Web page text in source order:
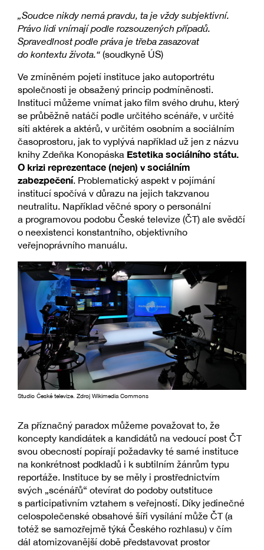
„Soudce nikdy nemá pravdu, ta je vždy subjektivní.
Právo lidi vnímají podle rozsouzených případů.
Spravedlnost podle práva je třeba zasazovat
do kontextu života.“ (soudkyně ÚS)
Ve zmíněném pojetí instituce jako autoportrétu
společnosti je obsažený princip podmíněnosti.
Instituci můžeme vnímat jako film svého druhu, který
se průběžně natáčí podle určitého scénáře, v určité
síti aktérek a aktérů, v určitém osobním a sociálním
časoprostoru, jak to vyplývá například už jen z názvu
knihy Zdeňka Konopáska Estetika sociálního státu.
O krizi reprezentace (nejen) v sociálním
zabezpečení. Problematický aspekt v pojímání
institucí spočívá v důrazu na jejich takzvanou
neutralitu. Například věčné spory o personální
a programovou podobu České televize (ČT) ale svědčí
o neexistenci konstantního, objektivního
veřejnoprávního manuálu.
Studio České televize. Zdroj Wikimedia Commons
Za příznačný paradox můžeme považovat to, že
koncepty kandidátek a kandidátů na vedoucí post ČT
svou obecností popírají požadavky té samé instituce
na konkrétnost podkladů i k subtilním žánrům typu
reportáže. Instituce by se měly i prostřednictvím
svých „scénářů“ otevírat do podoby outstituce
s participativním vztahem s veřejností. Díky jedinečné
celospolečenské obsahové šíři vysílání může ČT (a
totéž se samozřejmě týká Českého rozhlasu) v čím
dál atomizovanější době představovat prostor